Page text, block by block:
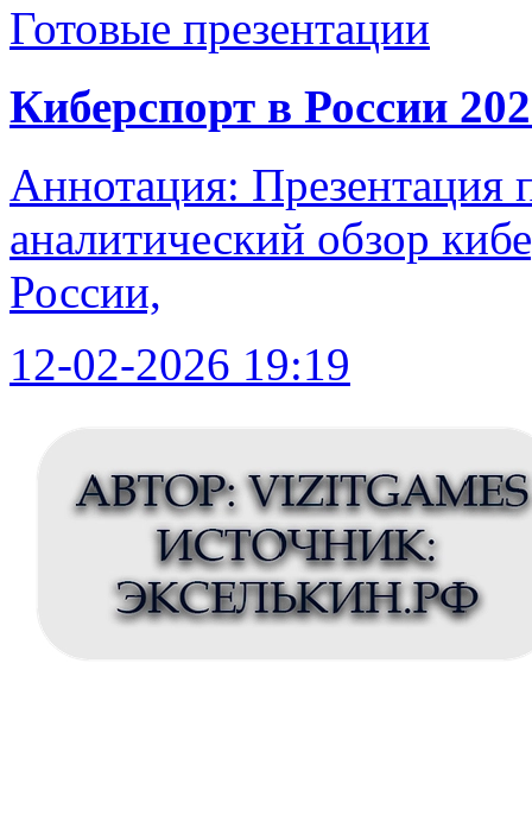
Готовые презентации
Киберспорт в России
Аннотация: Презентация
аналитический обзор
России,
12-02-2026 19:19